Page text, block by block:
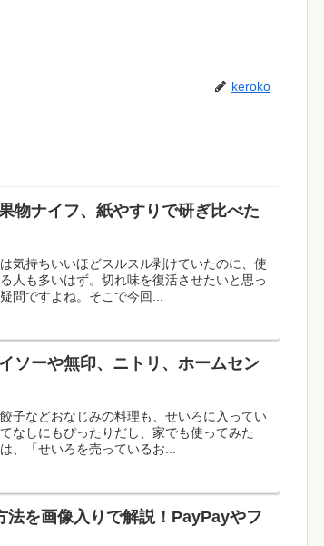
keroko
物ナイフ、紙やすりで研ぎ比べた
気持ちいいほどスルスル剥けていたのに、使
人も多いはず。切れ味を復活させたいと思っ
問ですよね。そこで今回...
ソーや無印、ニトリ、ホームセン
子などおなじみの料理も、せいろに入ってい
なしにもぴったりだし、家でも使ってみた
、「せいろを売っているお...
を画像入りで解説！PayPayやフ